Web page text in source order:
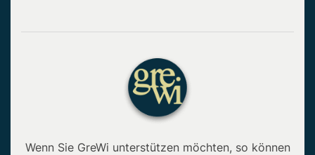
Wenn Sie GreWi unterstützen möchten, so können